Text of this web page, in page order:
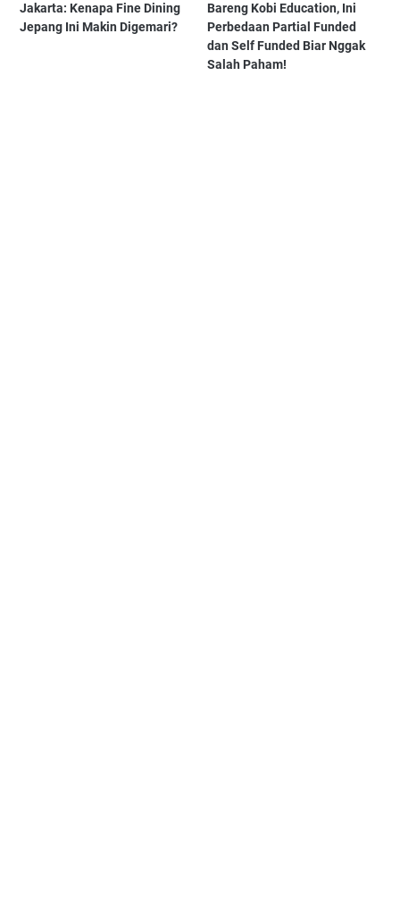
Jakarta: Kenapa Fine Dining
Jepang Ini Makin Digemari?
Bareng Kobi Education, Ini
Perbedaan Partial Funded
dan Self Funded Biar Nggak
Salah Paham!